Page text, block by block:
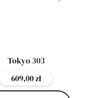
Tokyo 303
609,00zł